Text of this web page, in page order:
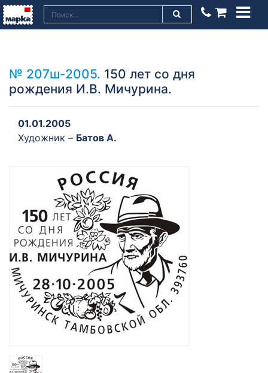
№ 207ш-2005. 150 лет со дня
рождения И.В. Мичурина.
01.01.2005
Художник – Батов А.